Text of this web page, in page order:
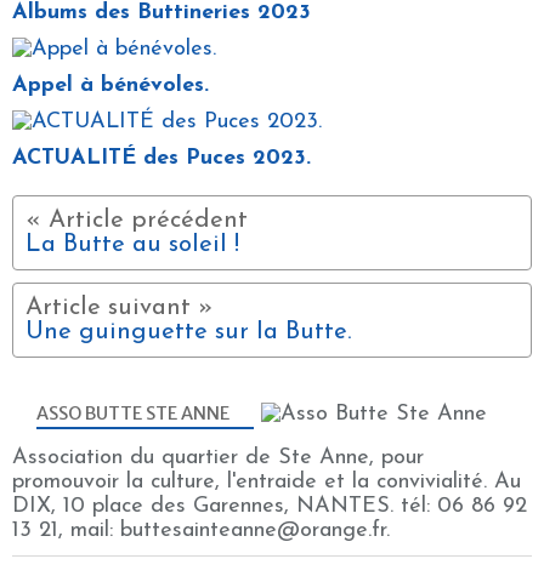
Albums des Buttineries 2023
Appel à bénévoles.
ACTUALITÉ des Puces 2023.
La Butte au soleil !
Une guinguette sur la Butte.
ASSO BUTTE STE ANNE
Association du quartier de Ste Anne, pour
promouvoir la culture, l'entraide et la convivialité. Au
DIX, 10 place des Garennes, NANTES. tél: 06 86 92
13 21, mail: buttesainteanne@orange.fr.